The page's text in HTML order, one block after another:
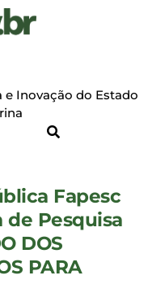
e Inovação do Estado
Fapesc
de Pesquisa
DOS
PARA